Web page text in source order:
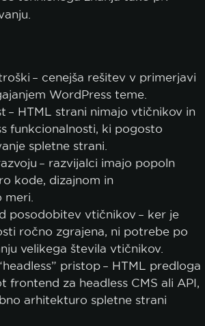
– cenejša rešitev v primerjavi
WordPress teme.
– HTML strani nimajo vtičnikov in
funkcionalnosti, ki pogosto
spletne strani.
– razvijalci imajo popoln
kode, dizajnom in
meri.
posodobitev vtičnikov – ker je
ročno zgrajena, ni potrebe po
velikega števila vtičnikov.
pristop – HTML predloga
frontend za headless CMS ali API,
arhitekturo spletne strani